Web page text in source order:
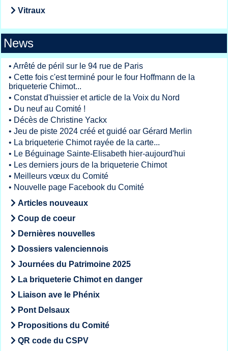
Vitraux
News
• Arrêté de péril sur le 94 rue de Paris
• Cette fois c'est terminé pour le four Hoffmann de la
briqueterie Chimot...
• Constat d'huissier et article de la Voix du Nord
• Du neuf au Comité !
• Décès de Christine Yackx
• Jeu de piste 2024 créé et guidé oar Gérard Merlin
• La briqueterie Chimot rayée de la carte...
• Le Béguinage Sainte-Elisabeth hier-aujourd'hui
• Les derniers jours de la briqueterie Chimot
• Meilleurs vœux du Comité
• Nouvelle page Facebook du Comité
Articles nouveaux
Coup de coeur
Dernières nouvelles
Dossiers valenciennois
Journées du Patrimoine 2025
La briqueterie Chimot en danger
Liaison ave le Phénix
Pont Delsaux
Propositions du Comité
QR code du CSPV